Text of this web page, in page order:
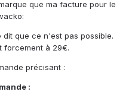
que ma facture pour le
dit que ce n'est pas possible.
forcement à 29€.
précisant :
: